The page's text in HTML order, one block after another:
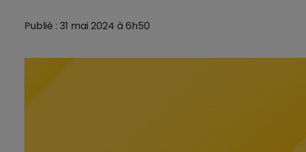
Publié : 31 mai 2024 à 6h50